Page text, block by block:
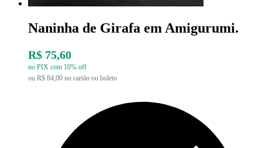
Naninha de Girafa em Amigurumi.
R$ 75,60
no PIX com 10% off
ou R$ 84,00 no cartão ou boleto